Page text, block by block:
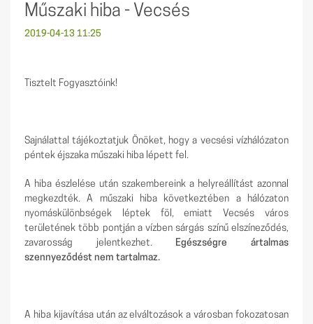
Műszaki hiba - Vecsés
2019-04-13 11:25
Tisztelt Fogyasztóink!
Sajnálattal tájékoztatjuk Önöket, hogy a vecsési vízhálózaton
péntek éjszaka műszaki hiba lépett fel.
A hiba észlelése után szakembereink a helyreállítást azonnal
megkezdték. A műszaki hiba következtében a hálózaton
nyomáskülönbségek léptek föl, emiatt Vecsés város
területének több pontján a vízben sárgás színű elszíneződés,
zavarosság jelentkezhet. Egészségre ártalmas
szennyeződést nem tartalmaz.
A hiba kijavítása után az elváltozások a városban fokozatosan